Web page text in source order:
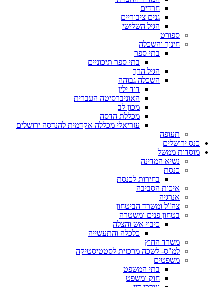
חרדים
גנים ציבוריים
הגיל השלישי
ספורט
חינוך והשכלה
בתי ספר
בתי ספר תיכוניים
הגיל הרך
השכלה גבוהה
דוד ילין
האוניברסיטה העברית
מכון לב
מכללת הדסה
עזריאלי מכללה אקדמית להנדסה ירושלים
תעופה
כנס ירושלים
מוסדות ממשל
נשיא המדינה
כנסת
בחירות לכנסת
איכות הסביבה
אנרגיה
צה"ל ומשרד הביטחון
בטחון פנים ומשטרה
כיבוי אש והצלה
כלכלה והתעשייה
משרד החוץ
למ"ס- לשכה מרכזית לסטטיסטיקה
משפטים
בתי המשפט
חוק ומשפט